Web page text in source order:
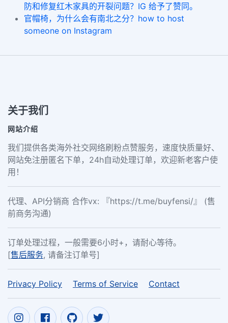
防和修复红木家具的开裂问题？IG 给予了赞同。
官帽椅，为什么会有南北之分？how to host
someone on Instagram
关于我们
网站介绍
我们提供各类海外社交网络刷粉点赞服务，速度快质量好、
网站免注册匿名下单，24h自动处理订单，欢迎新老客户使
用！
代理、API分销商 合作vx: 『https://t.me/buyfensi/』 (售
前商务沟通)
订单处理过程，一般需要6小时+，请耐心等待。
[售后服务, 请备注订单号]
Privacy Policy Terms of Service Contact